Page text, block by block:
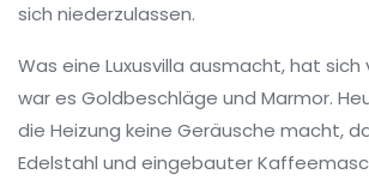
sich niederzulassen.
Was eine Luxusvilla ausmacht, hat sich
war es Goldbeschläge und Marmor.
die Heizung keine Geräusche macht,
Edelstahl und eingebauter